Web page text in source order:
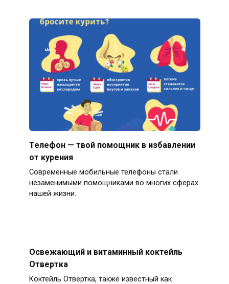
Телефон — твой помощник в избавлении
от курения
Современные мобильные телефоны стали
незаменимыми помощниками во многих сферах
нашей жизни.
Освежающий и витаминный коктейль
Отвертка
Коктейль Отвертка, также известный как